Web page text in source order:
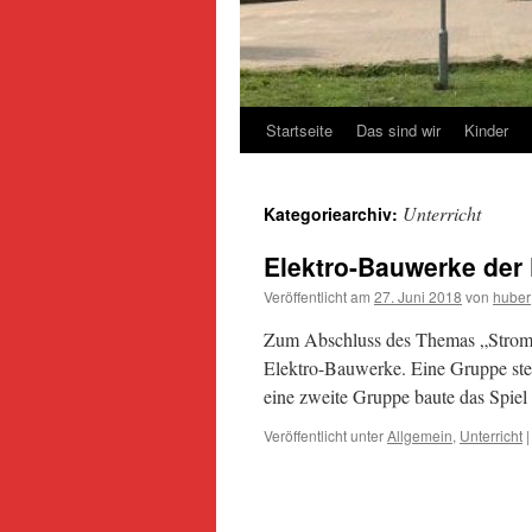
Startseite Das sind wir Kinder
Kategoriearchiv: Unterricht
Elektro-Bauwerke der
Veröffentlicht am 27. Juni 2018 von huber
Zum Abschluss des Themas
Elektro-Bauwerke. Eine Gruppe
eine zweite Gruppe baute das
Veröffentlicht unterAllgemein, Unterricht |